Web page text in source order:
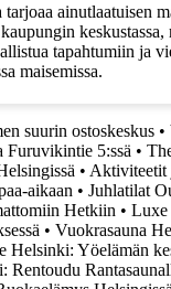
ainutlaatuisen
keskustassa,
tapahtumiin ja
maisemissa.
suurin ostoskeskus •
Furuvikintie 5:ssä •
• Aktiviteetit
aikaan • Juhlatilat
Hetkiin • Luxe
• Vuokrasauna
Helsinki: Yöelämän
Rentoudu